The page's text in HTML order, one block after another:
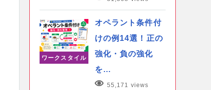
ワークスタイル
オペラント条件付
けの例14選！正の
強化・負の強化
を…
55,171 views